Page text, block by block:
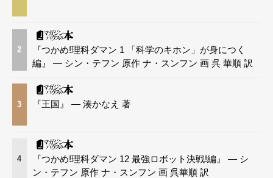
2
『つかめ!理科ダマン 1 「科学のキホン」が身につく
編』 — シン・テフン 原作 ナ・スンフン 画 呉 華順 訳
3 『王国』 — 湊かなえ 著
4
『つかめ!理科ダマン 12 最強ロボット決戦!編』 — シ
ン・テフン 原作 ナ・スンフン 画 呉華順 訳